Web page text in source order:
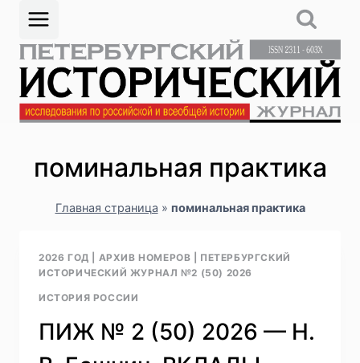
Перейти
содержимому
поминальная практика
Главная страница » поминальная практика
2026 ГОД АРХИВ НОМЕРОВ
ПЕТЕРБУРГСКИЙ
ИСТОРИЧЕСКИЙ ЖУРНАЛ №2 (50) 2026
ИСТОРИЯ РОССИИ
ПИЖ № 2 (50) 2026 — Н.